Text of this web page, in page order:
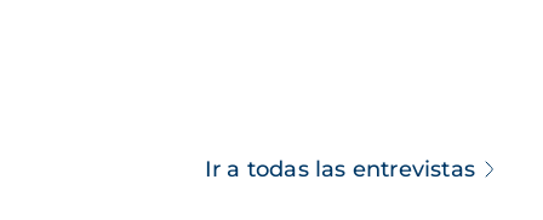
Ir a todas las entrevistas